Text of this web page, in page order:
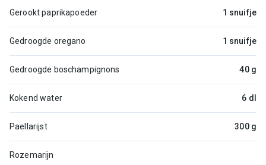
Gerookt paprikapoeder 1 snuifje
Gedroogde oregano 1 snuifje
Gedroogde boschampignons 40 g
Kokend water 6 dl
Paellarijst 300 g
Rozemarijn